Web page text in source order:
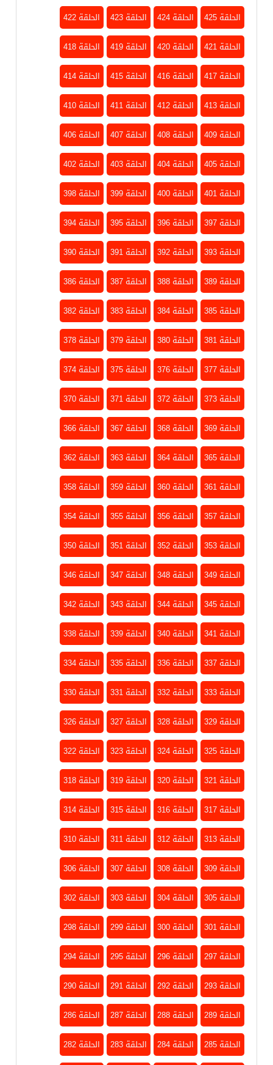
الحلقة 425 الحلقة 424 الحلقة 423
الحلقة 422
الحلقة 421
الحلقة 420 الحلقة 419
الحلقة 418
الحلقة 417
الحلقة 416 الحلقة 415
الحلقة 414
الحلقة 413
الحلقة 412 الحلقة 411
الحلقة 410
الحلقة 409
الحلقة 408 الحلقة 407
الحلقة 406
الحلقة 405
الحلقة 404 الحلقة 403
الحلقة 402
الحلقة 401
الحلقة 400 الحلقة 399
الحلقة 398
الحلقة 397
الحلقة 396 الحلقة 395
الحلقة 394
الحلقة 393
الحلقة 392 الحلقة 391
الحلقة 390
الحلقة 389
الحلقة 388 الحلقة 387
الحلقة 386
الحلقة 385
الحلقة 384 الحلقة 383
الحلقة 382
الحلقة 381
الحلقة 380 الحلقة 379
الحلقة 378
الحلقة 377
الحلقة 376 الحلقة 375
الحلقة 374
الحلقة 373
الحلقة 372 الحلقة 371
الحلقة 370
الحلقة 369
الحلقة 368 الحلقة 367
الحلقة 366
الحلقة 365
الحلقة 364 الحلقة 363
الحلقة 362
الحلقة 361
الحلقة 360 الحلقة 359
الحلقة 358
الحلقة 357
الحلقة 356 الحلقة 355
الحلقة 354
الحلقة 353
الحلقة 352 الحلقة 351
الحلقة 350
الحلقة 349
الحلقة 348 الحلقة 347
الحلقة 346
الحلقة 345
الحلقة 344 الحلقة 343
الحلقة 342
الحلقة 341
الحلقة 340 الحلقة 339
الحلقة 338
الحلقة 337
الحلقة 336 الحلقة 335
الحلقة 334
الحلقة 333
الحلقة 332 الحلقة 331
الحلقة 330
الحلقة 329
الحلقة 328 الحلقة 327
الحلقة 326
الحلقة 325
الحلقة 324 الحلقة 323
الحلقة 322
الحلقة 321
الحلقة 320 الحلقة 319
الحلقة 318
الحلقة 317
الحلقة 316 الحلقة 315
الحلقة 314
الحلقة 313
الحلقة 312 الحلقة 311
الحلقة 310
الحلقة 309
الحلقة 308 الحلقة 307
الحلقة 306
الحلقة 305
الحلقة 304 الحلقة 303
الحلقة 302
الحلقة 301
الحلقة 300 الحلقة 299
الحلقة 298
الحلقة 297
الحلقة 296 الحلقة 295
الحلقة 294
الحلقة 293
الحلقة 292 الحلقة 291
الحلقة 290
الحلقة 289
الحلقة 288 الحلقة 287
الحلقة 286
الحلقة 285
الحلقة 284 الحلقة 283
الحلقة 282